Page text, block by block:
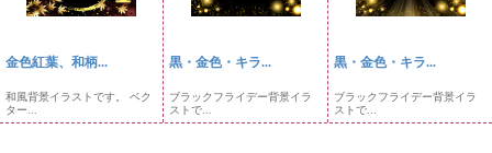
金色紅葉、和柄...
和風背景イラストです。 ベク
ター...
黒・金色・キラ...
ブラックフライデー背景イラ
ストで...
黒・金色・キラ...
ブラックフライデー背景イラ
ストで...